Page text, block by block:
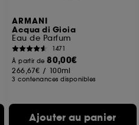
ARMANI
Acqua di Gioia
Eau de Parfum
1471
À partir de80,00€
266,67€ / 100ml
3 contenances disponibles
Ajouter au panier